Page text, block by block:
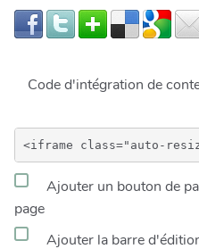
Code d'intégration de
Ajouter un bouton de
page
Ajouter la barre